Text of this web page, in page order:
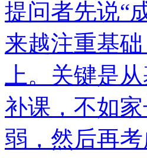
提问者先说“
来越注重基
上。关键是
补课，不如
弱，然后再